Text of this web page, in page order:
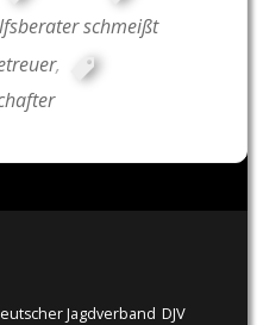
schmeißt
,
Jagdverband DJV